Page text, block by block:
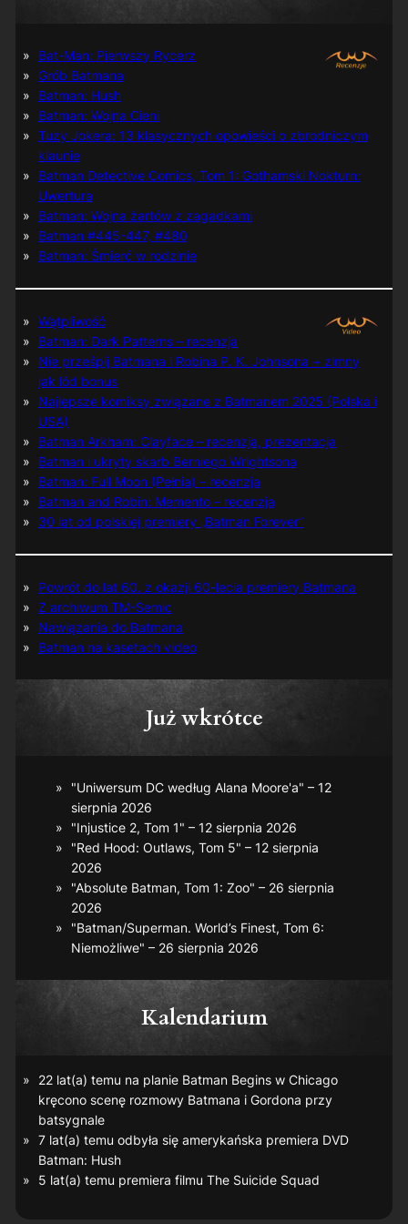
Bat-Man: Pierwszy Rycerz
Grób Batmana
Batman: Hush
Batman: Wojna Cieni
Tuzy Jokera: 13 klasycznych opowieści o zbrodniczym
klaunie
Batman Detective Comics, Tom 1: Gothamski Nokturn:
Uwertura
Batman: Wojna żartów z zagadkami
Batman #445-447, #480
Batman: Śmierć w rodzinie
Wątpliwość
Batman: Dark Patterns – recenzja
Nie prześpij Batmana i Robina P. K. Johnsona + zimny
jak lód bonus
Najlepsze komiksy związane z Batmanem 2025 (Polska i
USA)
Batman Arkham: Clayface – recenzja, prezentacja
Batman i ukryty skarb Berniego Wrightsona
Batman: Full Moon (Pełnia) – recenzja
Batman and Robin: Memento – recenzja
30 lat od polskiej premiery „Batman Forever”
Powrót do lat 60. z okazji 60-lecia premiery Batmana
Z archiwum TM-Semic
Nawiązania do Batmana
Batman na kasetach video
Już wkrótce
"Uniwersum DC według Alana Moore'a" – 12
sierpnia 2026
"Injustice 2, Tom 1" – 12 sierpnia 2026
"Red Hood: Outlaws, Tom 5" – 12 sierpnia
2026
"Absolute Batman, Tom 1: Zoo" – 26 sierpnia
2026
"Batman/Superman. World’s Finest, Tom 6:
Niemożliwe" – 26 sierpnia 2026
Kalendarium
22 lat(a) temu na planie Batman Beginsw Chicago
kręcono scenę rozmowy Batmana i Gordona przy
batsygnale
7 lat(a) temu odbyła się amerykańska premiera DVD
Batman: Hush
5 lat(a) temu premiera filmu The Suicide Squad